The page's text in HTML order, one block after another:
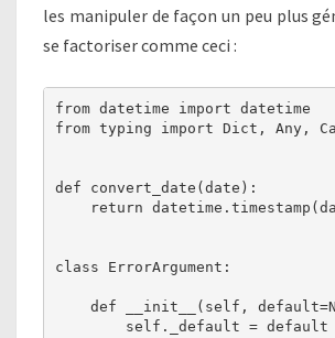
les manipuler de façon un peu plus
se factoriser comme ceci :
from datetime import datetime
from typing import Dict, Any,
def convert_date(date):
return
class ErrorArgument:
def __init__(self,
        self._default = default